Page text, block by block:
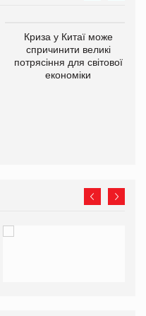
Криза у Китаї може
спричинити великі
потрясіння для світової
економіки